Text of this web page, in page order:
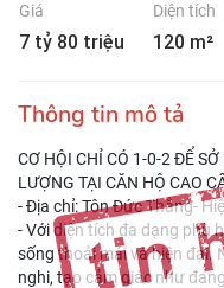
Giá
7 tỷ 80 triệu
Diện tích
120 m²
Thông tin mô tả
CƠ HỘI CHỈ CÓ 1-0-2 ĐỂ
LƯỢNG TẠI CĂN HỘ CAO
- Địa chỉ: Tôn Đức Thắng-
- Với diện tích đa dạng phù
sống thoải mái và hiện đại.
nghi, tạo cảm giác như